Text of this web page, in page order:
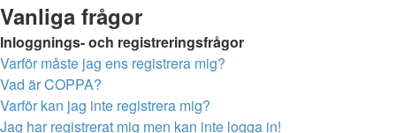
Vanliga frågor
Inloggnings- och registreringsfrågor
Varför måste jag ens registrera mig?
Vad är COPPA?
Varför kan jag inte registrera mig?
Jag har registrerat mig men kan inte logga in!